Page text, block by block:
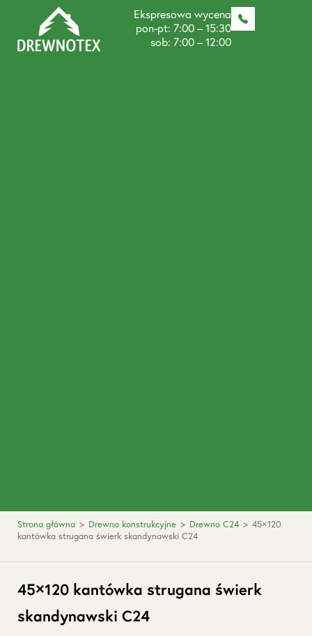
Ekspresowa wycena
pon-pt: 7:00 – 15:30
sob: 7:00 – 12:00
Strona główna > Drewno konstrukcyjne > Drewno C24 > 45×120
kantówka strugana świerk skandynawski C24
45×120 kantówka strugana świerk
skandynawski C24